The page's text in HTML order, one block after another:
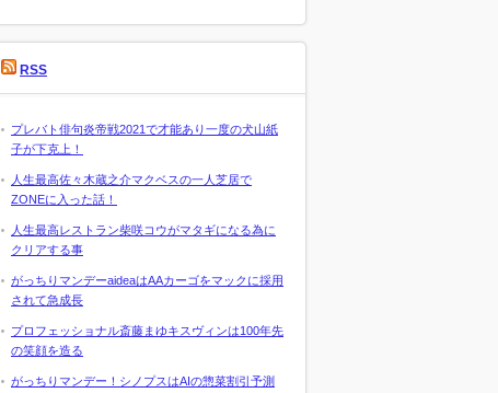
RSS
プレバト俳句炎帝戦2021で才能あり一度の犬山紙
子が下克上！
人生最高佐々木蔵之介マクベスの一人芝居で
ZONEに入った話！
人生最高レストラン柴咲コウがマタギになる為に
クリアする事
がっちりマンデーaideaはAAカーゴをマックに採用
されて急成長
プロフェッショナル斎藤まゆキスヴィンは100年先
の笑顔を造る
がっちりマンデー！シノプスはAIの惣菜割引予測